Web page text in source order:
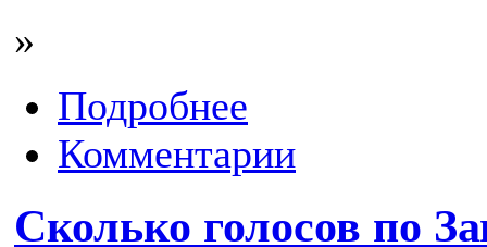
»
Подробнее
Комментарии
Сколько голосов по